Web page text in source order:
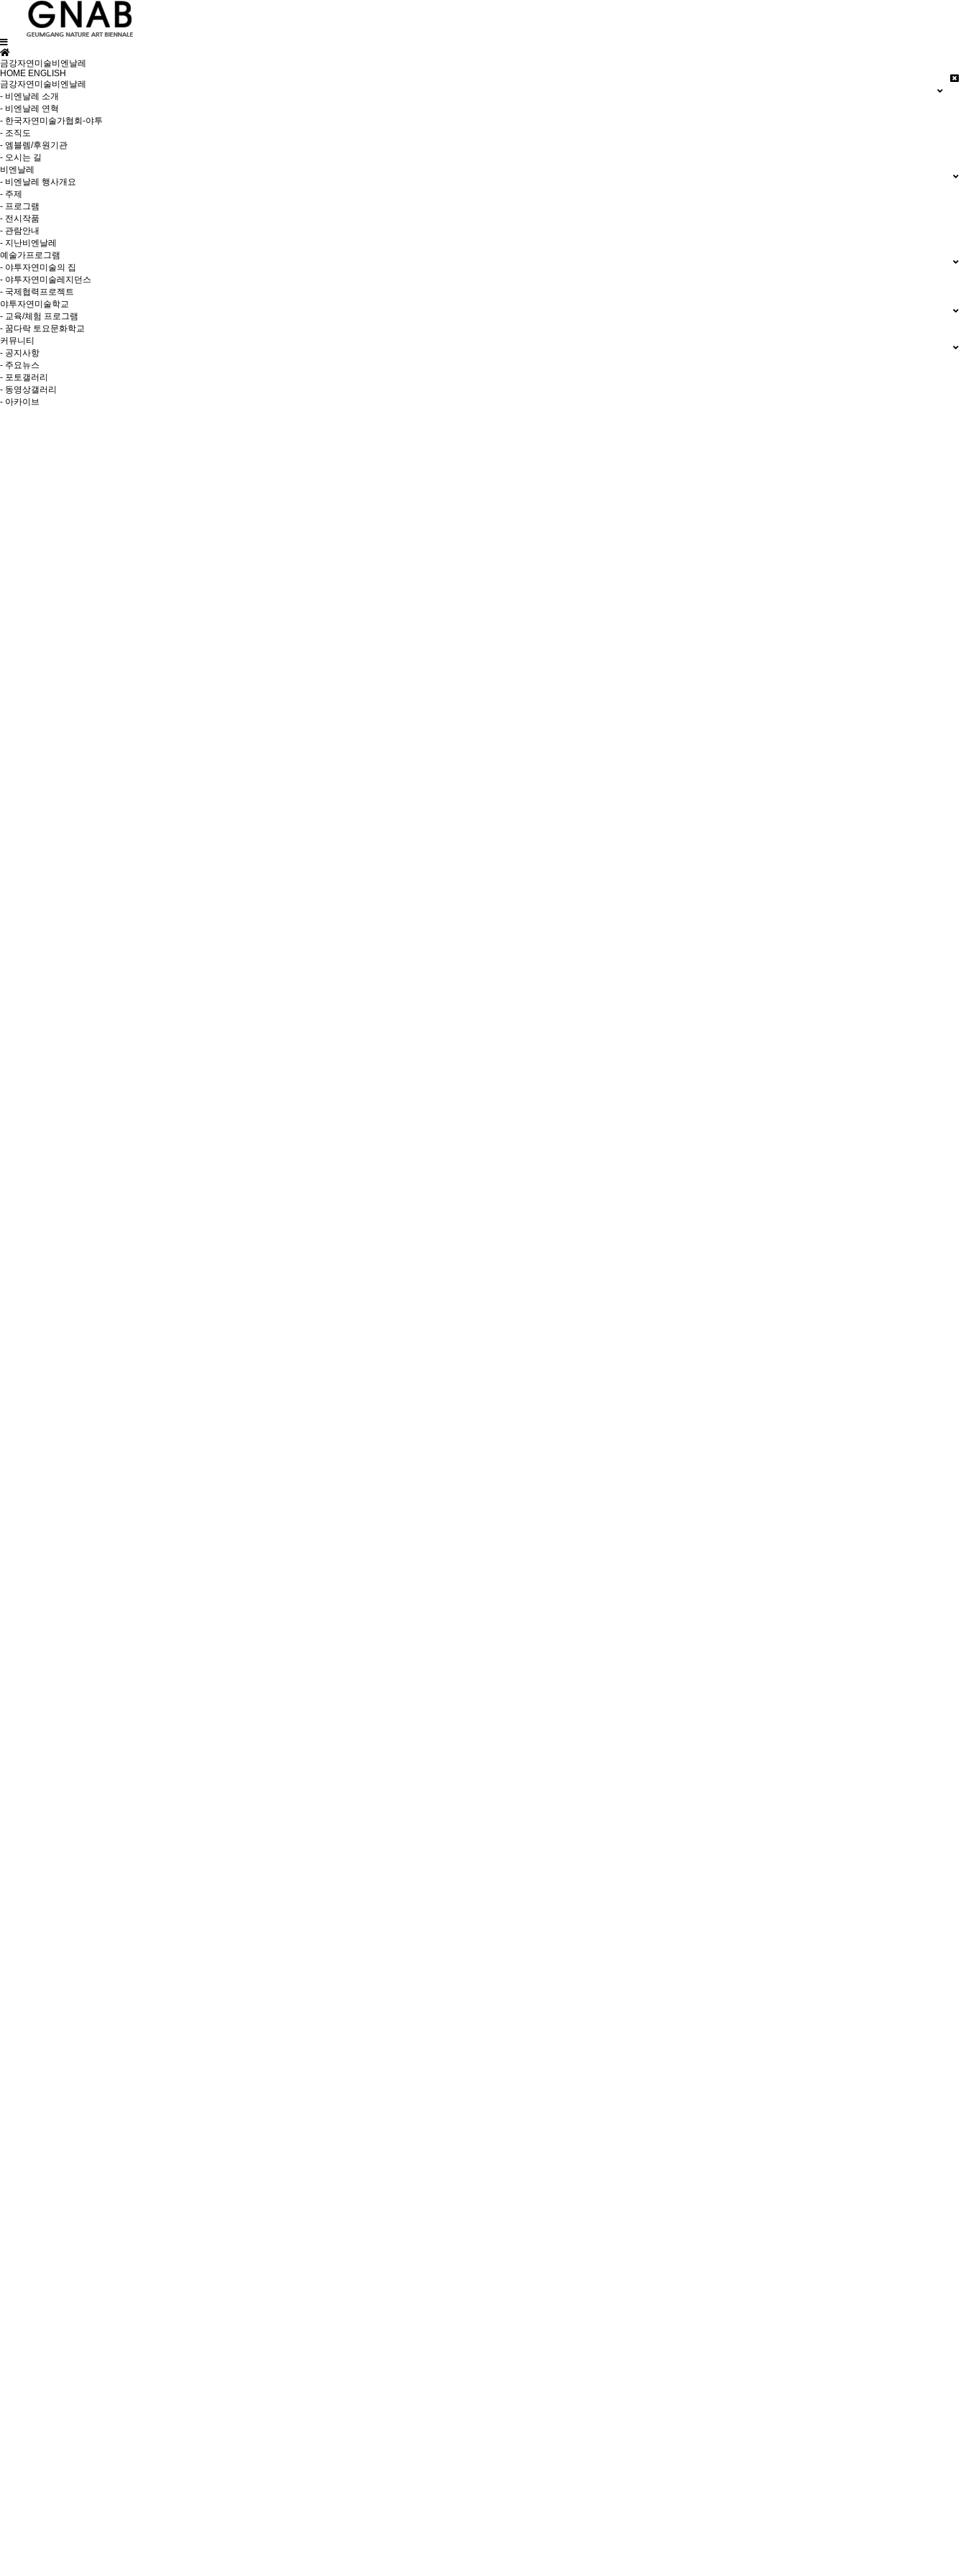
금강자연미술비엔날레
HOME ENGLISH
금강자연미술비엔날레
- 비엔날레 소개
- 비엔날레 연혁
- 한국자연미술가협회-야투
- 조직도
- 엠블렘/후원기관
- 오시는 길
비엔날레
- 비엔날레 행사개요
- 주제
- 프로그램
- 전시작품
- 관람안내
- 지난비엔날레
예술가프로그램
- 야투자연미술의 집
- 야투자연미술레지던스
- 국제협력프로젝트
야투자연미술학교
- 교육/체험 프로그램
- 꿈다락 토요문화학교
커뮤니티
- 공지사항
- 주요뉴스
- 포토갤러리
- 동영상갤러리
- 아카이브